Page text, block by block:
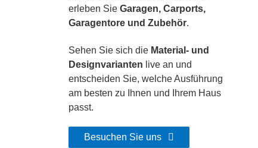
erleben Sie Garagen, Carports,
Garagentore und Zubehör.
Sehen Sie sich die Material- und
Designvarianten live an und
entscheiden Sie, welche Ausführung
am besten zu Ihnen und Ihrem Haus
passt.
Besuchen Sie uns